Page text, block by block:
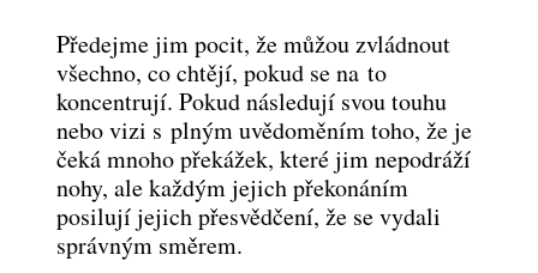
Předejme jim pocit, že můžou zvládnout
všechno, co chtějí, pokud se na to
koncentrují. Pokud následují svou touhu
nebo vizi s plným uvědoměním toho, že je
čeká mnoho překážek, které jim nepodráží
nohy, ale každým jejich překonáním
posilují jejich přesvědčení, že se vydali
správným směrem.